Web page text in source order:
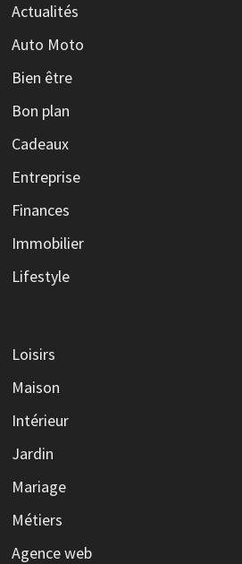
Actualités
Auto Moto
Bien être
Bon plan
Cadeaux
Entreprise
Finances
Immobilier
Lifestyle
Loisirs
Maison
Intérieur
Jardin
Mariage
Métiers
Agence web